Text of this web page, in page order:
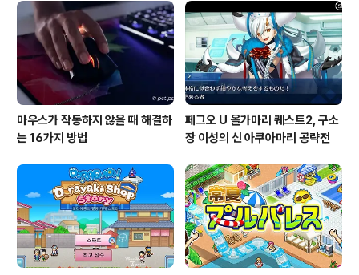
지만, 한 번 오픈해 보겠습니다.... ...........어라....... 진짜 중
복이었다고 한다... 7종류나 되는 피카츄 중에 중복을 뽑을
확률이 더 낮지 않나..
마우스가 작동하지 않을 때 해결하
는 16가지 방법
페그오 U 올가마리 퀘스트2, 구소
장 이성의 신 아쿠아마리 공략전